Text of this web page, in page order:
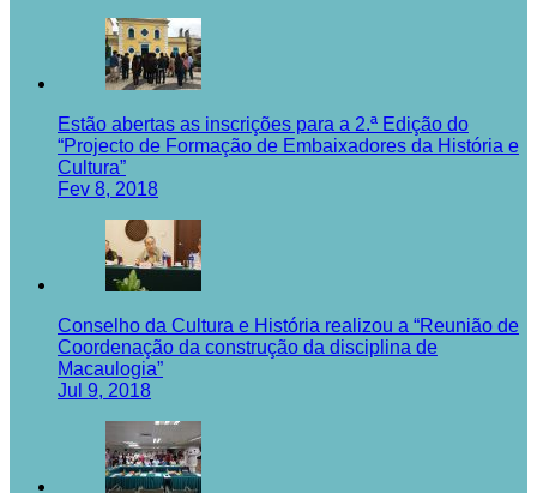
Estão abertas as inscrições para a 2.ª Edição do
“Projecto de Formação de Embaixadores da História e
Cultura”
Fev 8, 2018
Conselho da Cultura e História realizou a “Reunião de
Coordenação da construção da disciplina de
Macaulogia”
Jul 9, 2018